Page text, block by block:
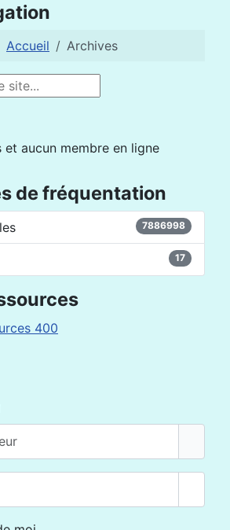
Accueil Archives
aucun membre en ligne
de fréquentation
7886998
17